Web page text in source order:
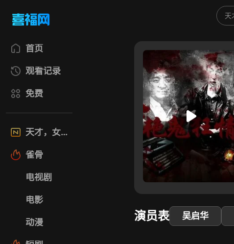
首页
观看记录
免费
天才，女友
雀骨
电视剧
电影
动漫 演员表 吴启华